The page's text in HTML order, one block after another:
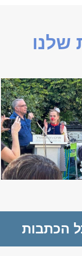
שלנו
הכתבות